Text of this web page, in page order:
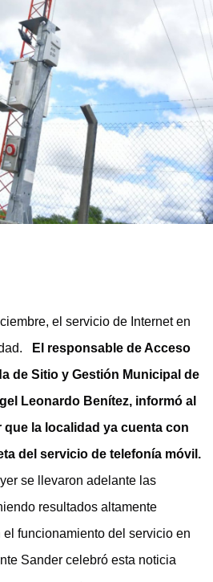
el servicio de Internet en
El responsable de Acceso
de Sitio y Gestión Municipal de
Leonardo Benítez, informó al
la localidad ya cuenta con
del servicio de telefonía móvil.
se llevaron adelante las
resultados altamente
funcionamiento del servicio en
Sander celebró esta noticia